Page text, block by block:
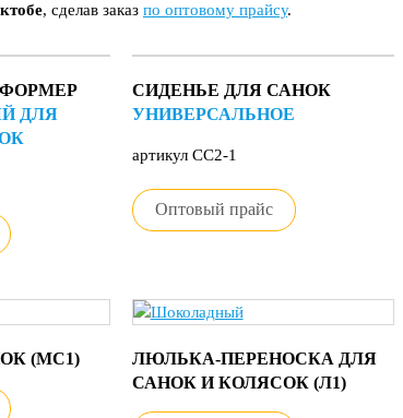
, сделав заказ по оптовому прайсу.
ДЛЯ
СИДЕНЬЕ ДЛЯ САНОК
УНИВЕРСАЛЬНОЕ
артикул СС2-1
Оптовый прайс
(МС1)
ЛЮЛЬКА-ПЕРЕНОСКА ДЛЯ
САНОК И КОЛЯСОК (Л1)